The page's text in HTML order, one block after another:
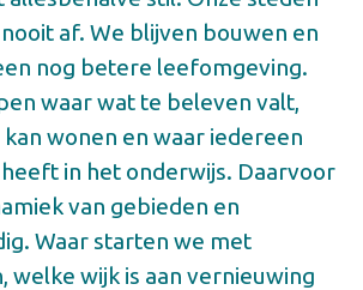
af. We blijven bouwen en
nog betere leefomgeving.
waar wat te beleven valt,
wonen en waar iedereen
in het onderwijs. Daarvoor
van gebieden en
Waar starten we met
welke wijk is aan vernieuwing